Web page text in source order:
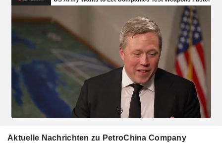
Aktuelle Nachrichten zu PetroChina Company